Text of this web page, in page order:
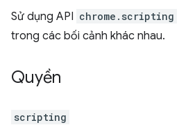
Sử dụng API chrome.scripting
trong các bối cảnh khác nhau.
Quyền
scripting